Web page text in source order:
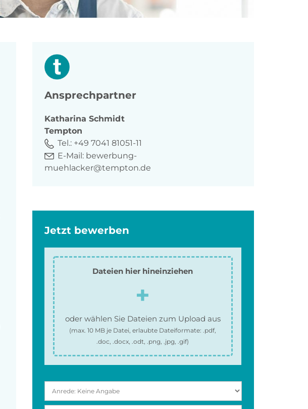
Ansprechpartner
Katharina Schmidt
Tempton
Tel.: +49 7041 81051-11
E-Mail: bewerbung-
muehlacker@tempton.de
Jetzt bewerben
Dateien hier hineinziehen
oder wählen Sie Dateien zum Upload aus
(max.10 MB je Datei, erlaubte Dateiformate:.pdf,
.doc, .docx, .odt, .png, .jpg, .gif)